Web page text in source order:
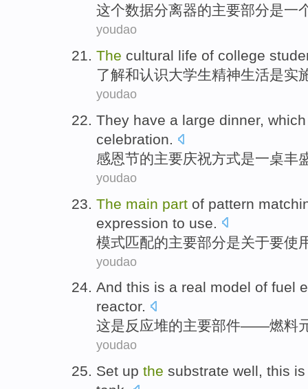
这个数据分离器的主要部分是一
youdao
The cultural life of college
了解和认识大学生精神生活是实
youdao
They have a large dinner,
celebration.
感恩节的主要庆祝方式是一桌丰
youdao
The main part of pattern
expression to use
模式匹配的主要部分是关于要使
youdao
And this is a real model of fuel
reactor.
这是反应堆的主要部件——燃料
youdao
Set up the substrate well, this